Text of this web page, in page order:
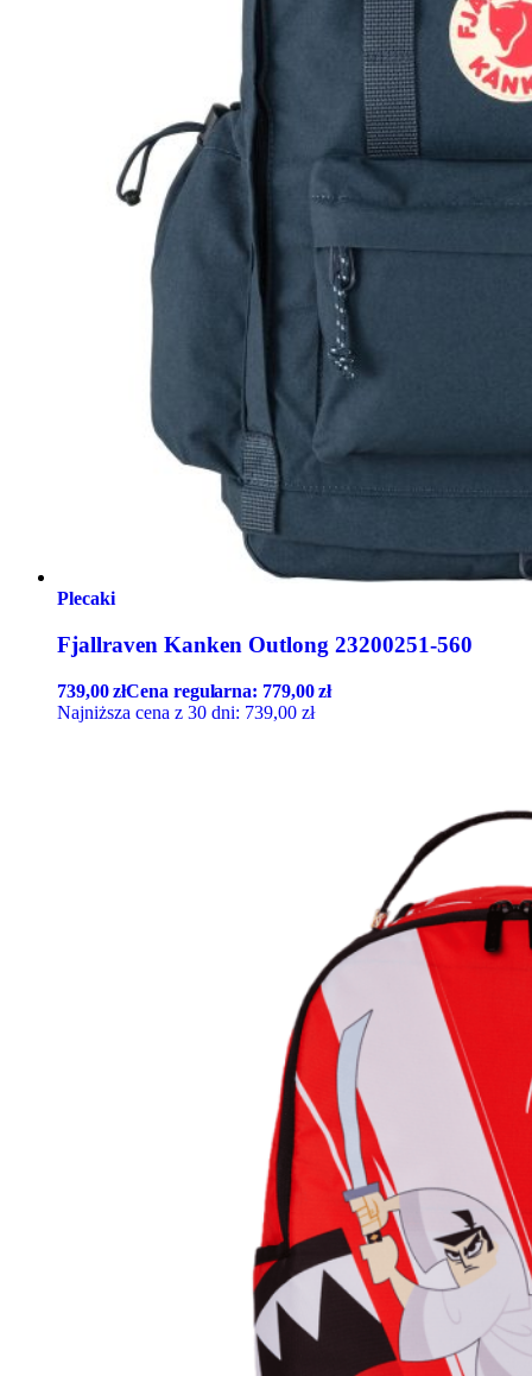
Plecaki
Fjallraven Kanken Outlong 23200251-560
739,00złCena regularna: 779,00zł
Najniższa cena z 30 dni: 739,00 zł